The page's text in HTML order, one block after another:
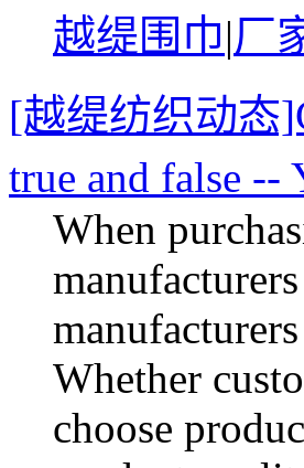
越缇围巾|厂
[越缇纺织动态
true and false --
When
Whether
choose